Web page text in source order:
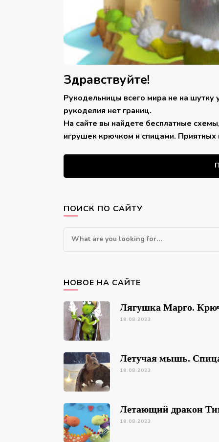
Здравствуйте!
Рукодельницы всего мира не на шутку
рукоделия нет границ.
На сайте вы найдете бесплатные
игрушек крючком и спицами. Приятных
ПОИСК ПО САЙТУ
Looking
for
НОВОЕ НА САЙТЕ
Лягушка Марго.
18.08.2023
Летучая мышь.
18.08.2023
Летающий дракон
18.08.2023